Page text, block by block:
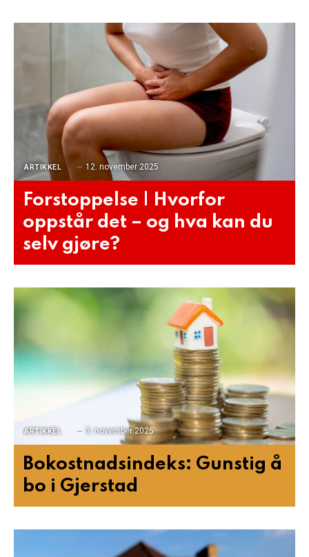
ARTIKKEL 12. november 2025
Forstoppelse | Hvorfor
oppstår det – og hva kan du
selv gjøre?
ARTIKKEL 3. november 2025
Bokostnadsindeks: Gunstig å
bo i Gjerstad